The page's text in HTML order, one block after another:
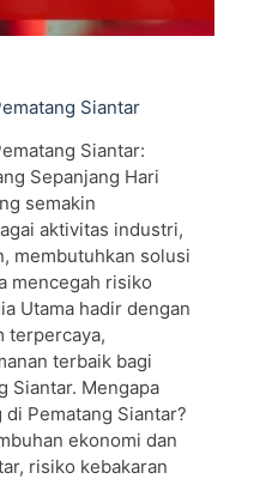
Siantar
Siantar:
Sepanjang Hari
semakin
aktivitas industri,
membutuhkan solusi
mencegah risiko
Utama hadir dengan
terpercaya,
terbaik bagi
Siantar. Mengapa
Pematang Siantar?
ekonomi dan
risiko kebakaran